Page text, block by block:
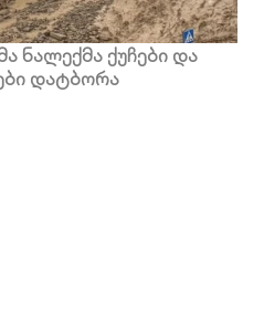
ნალექმა ქუჩები და
დატბორა